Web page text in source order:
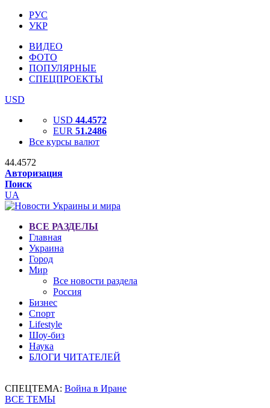
РУС
УКР
ВИДЕО
ФОТО
ПОПУЛЯРНЫЕ
СПЕЦПРОЕКТЫ
USD
USD 44.4572
EUR 51.2486
Все курсы валют
44.4572
Авторизация
Поиск
UA
ВСЕ РАЗДЕЛЫ
Главная
Украина
Город
Мир
Все новости раздела
Россия
Бизнес
Спорт
Lifestyle
Шоу-биз
Наука
БЛОГИ ЧИТАТЕЛЕЙ
СПЕЦТЕМА: Война в Иране
ВСЕ ТЕМЫ